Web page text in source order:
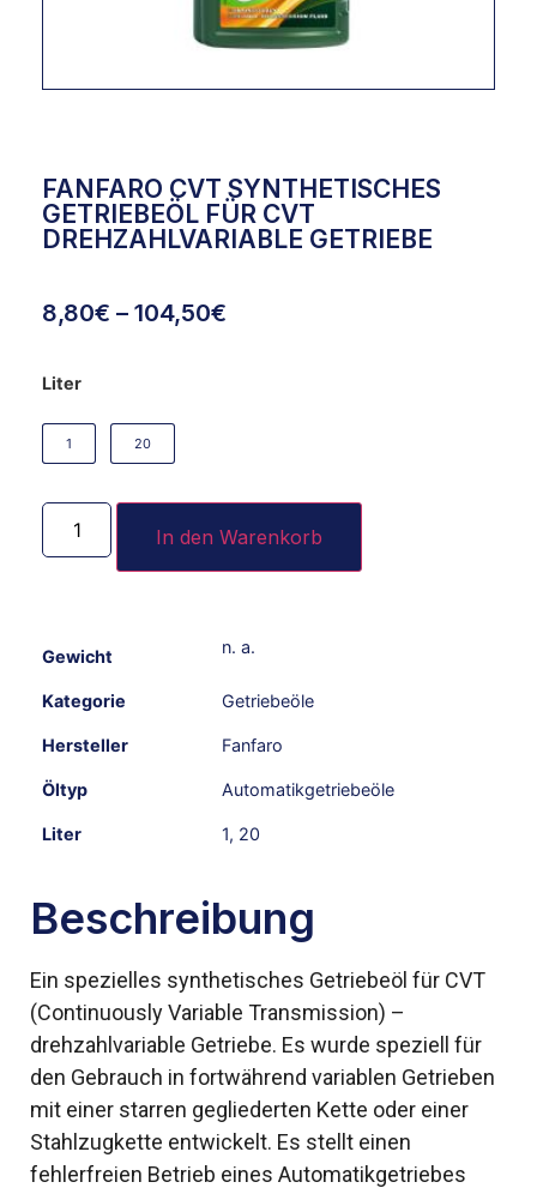
FANFARO CVT SYNTHETISCHES
GETRIEBEÖL FÜR CVT
DREHZAHLVARIABLE GETRIEBE
8,80€ – 104,50€
Liter
1 20
In den Warenkorb
Gewicht n. a.
Kategorie Getriebeöle
Hersteller Fanfaro
Öltyp Automatikgetriebeöle
Liter 1, 20
Beschreibung
Ein spezielles synthetisches Getriebeöl für CVT
(Continuously Variable Transmission) –
drehzahlvariable Getriebe. Es wurde speziell für
den Gebrauch in fortwährend variablen Getrieben
mit einer starren gegliederten Kette oder einer
Stahlzugkette entwickelt. Es stellt einen
fehlerfreien Betrieb eines Automatikgetriebes